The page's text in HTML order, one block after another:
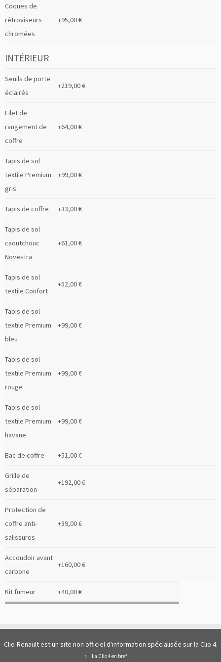
Coques de
rétroviseurs
chromées
+95,00 €
INTÉRIEUR
Seuils de porte
éclairés
+219,00 €
Filet de
rangement de
coffre
+64,00 €
Tapis de sol
textile Premium
gris
+99,00 €
Tapis de coffre +33,00 €
Tapis de sol
caoutchouc
Novestra
+61,00 €
Tapis de sol
textile Confort
+52,00 €
Tapis de sol
textile Premium
bleu
+99,00 €
Tapis de sol
textile Premium
rouge
+99,00 €
Tapis de sol
textile Premium
havane
+99,00 €
Bac de coffre +51,00 €
Grille de
séparation
+192,00 €
Protection de
coffre anti-
salissures
+39,00 €
Accoudoir avant
carbone
+160,00 €
Kit fumeur +40,00 €
Clio-Renault est un site non officiel d'information spécialisée sur la Clio 4.
La Clio 4 en bref…